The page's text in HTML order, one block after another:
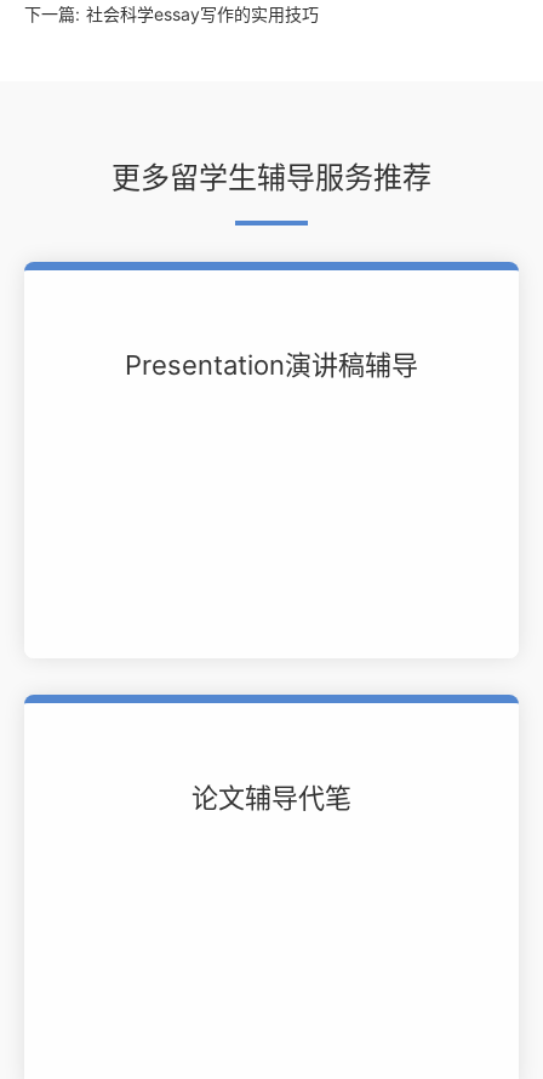
下一篇: 社会科学essay写作的实用技巧
更多留学生辅导服务推荐
Presentation演讲稿辅导
论文辅导代笔